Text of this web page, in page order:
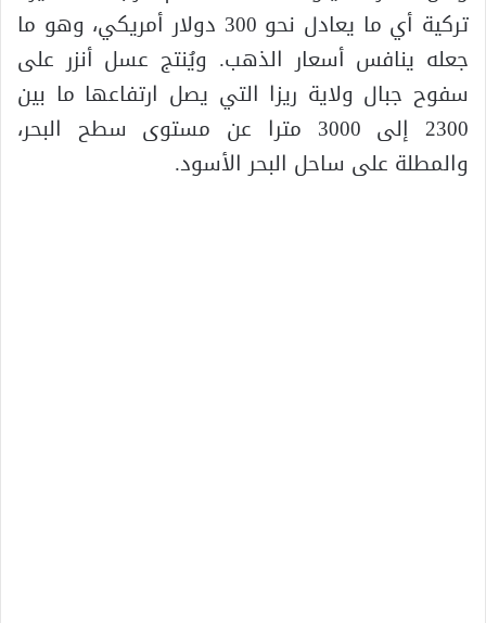
تركية أي ما يعادل نحو 300 دولار أمريكي، وهو ما
جعله ينافس أسعار الذهب. ويُنتج عسل أنزر على
سفوح جبال ولاية ريزا التي يصل ارتفاعها ما بين
2300 إلى 3000 مترا عن مستوى سطح البحر،
والمطلة على ساحل البحر الأسود.